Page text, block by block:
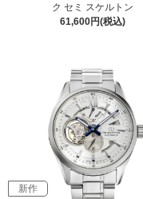
ク セミ スケルトン
61,600円(税込)
新作